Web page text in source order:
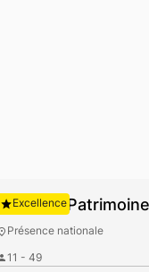
Auguste Patrimoine
Présence nationale
11 - 49
Excellence